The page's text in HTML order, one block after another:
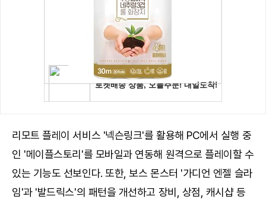
리모트 플레이 서비스 '넥슨링크'를 활용해 PC에서 실행 중
인 '메이플스토리'를 모바일과 연동해 원격으로 플레이할 수
있는 기능도 선보인다. 또한, 보스 몬스터 '가디언 엔젤 슬라
임'과 '발드릭스'의 패턴을 개선하고 장비, 상점, 캐시샵 등